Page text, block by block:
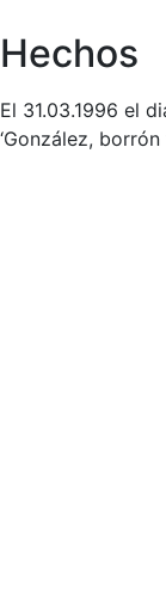
Hechos
El 31.03.1996 el
‘González,